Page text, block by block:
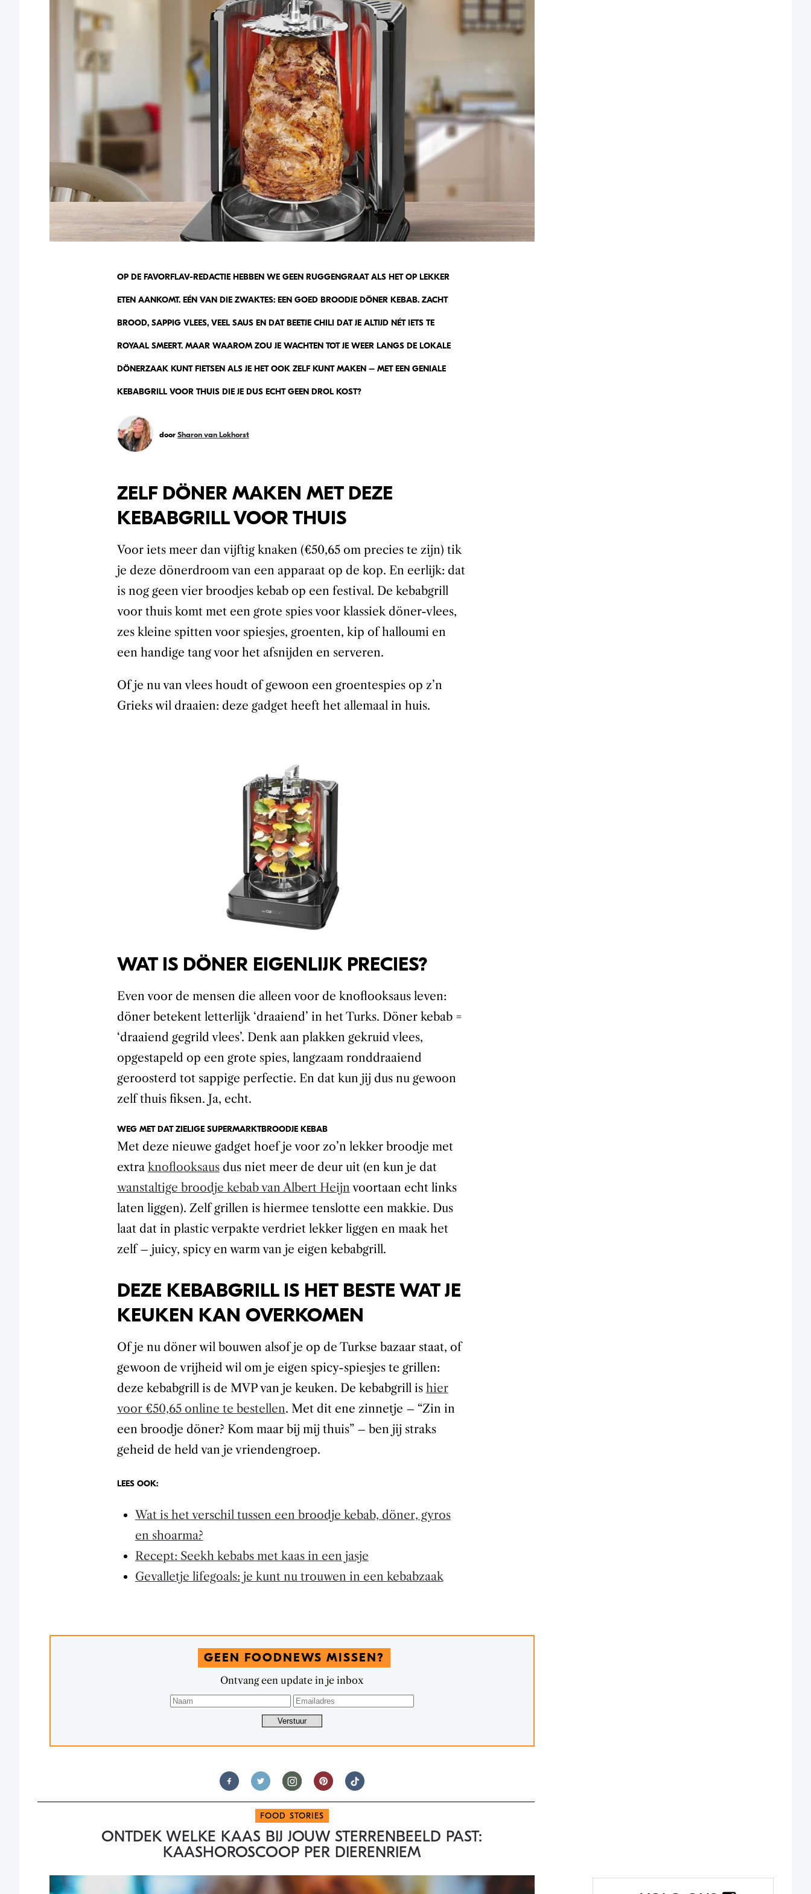
OP DE FAVORFLAV-REDACTIE HEBBEN WE GEEN RUGGENGRAAT ALS HET OP LEKKER
ETEN AANKOMT. EÉN VAN DIE ZWAKTES: EEN GOED BROODJE DÖNER KEBAB. ZACHT
BROOD, SAPPIG VLEES, VEEL SAUS EN DAT BEETJE CHILI DAT JE ALTIJD NÉT IETS TE
ROYAAL SMEERT. MAAR WAAROM ZOU JE WACHTEN TOT JE WEER LANGS DE LOKALE
DÖNERZAAK KUNT FIETSEN ALS JE HET OOK ZELF KUNT MAKEN – MET EEN GENIALE
KEBABGRILL VOOR THUIS DIE JE DUS ECHT GEEN DROL KOST?
door Sharon van Lokhorst
ZELF DÖNER MAKEN MET DEZE
KEBABGRILL VOOR THUIS
Voor iets meer dan vijftig knaken (€50,65 om precies te zijn) tik
je deze dönerdroom van een apparaat op de kop. En eerlijk: dat
is nog geen vier broodjes kebab op een festival. De kebabgrill
voor thuis komt met een grote spies voor klassiek döner-vlees,
zes kleine spitten voor spiesjes, groenten, kip of halloumi en
een handige tang voor het afsnijden en serveren.
Of je nu van vlees houdt of gewoon een groentespies op z’n
Grieks wil draaien: deze gadget heeft het allemaal in huis.
WAT IS DÖNER EIGENLIJK PRECIES?
Even voor de mensen die alleen voor de knoflooksaus leven:
döner betekent letterlijk ‘draaiend’ in het Turks. Döner kebab =
‘draaiend gegrild vlees’. Denk aan plakken gekruid vlees,
opgestapeld op een grote spies, langzaam ronddraaiend
geroosterd tot sappige perfectie. En dat kun jij dus nu gewoon
zelf thuis fiksen. Ja, echt.
WEG MET DAT ZIELIGE SUPERMARKTBROODJE KEBAB
Met deze nieuwe gadget hoef je voor zo’n lekker broodje met
extra knoflooksausdus niet meer de deur uit (en kun je dat
wanstaltige broodje kebab van Albert Heijn voortaan echt links
laten liggen). Zelf grillen is hiermee tenslotte een makkie. Dus
laat dat in plastic verpakte verdriet lekker liggen en maak het
zelf – juicy, spicy en warm van je eigen kebabgrill.
DEZE KEBABGRILL IS HET BESTE WAT JE
KEUKEN KAN OVERKOMEN
Of je nu döner wil bouwen alsof je op de Turkse bazaar staat, of
gewoon de vrijheid wil om je eigen spicy-spiesjes te grillen:
deze kebabgrill is de MVP van je keuken. De kebabgrill is hier
voor €50,65 online te bestellen. Met dit ene zinnetje – “Zin in
een broodje döner? Kom maar bij mij thuis” – ben jij straks
geheid de held van je vriendengroep.
LEES OOK:
Wat is het verschil tussen een broodje kebab, döner, gyros
en shoarma?
Recept: Seekh kebabs met kaas in een jasje
Gevalletje lifegoals: je kunt nu trouwen in een kebabzaak
GEEN FOODNEWS MISSEN?
Ontvang een update in je inbox
FOOD STORIES
ONTDEK WELKE KAAS BIJ JOUW STERRENBEELD PAST:
KAASHOROSCOOP PER DIERENRIEM